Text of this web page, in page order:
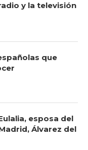
y la televisión
que
esposa del
Álvarez del